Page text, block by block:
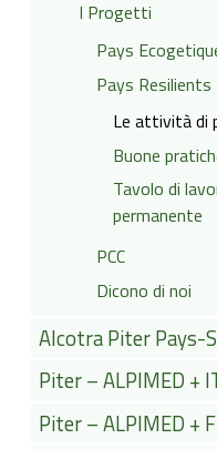
I Progetti
Pays
Pays Resilients
Le attività di
Buone
Tavolo di
permanente
PCC
Dicono di noi
Alcotra Piter Pays-
Piter – ALPIMED +
Piter – ALPIMED +